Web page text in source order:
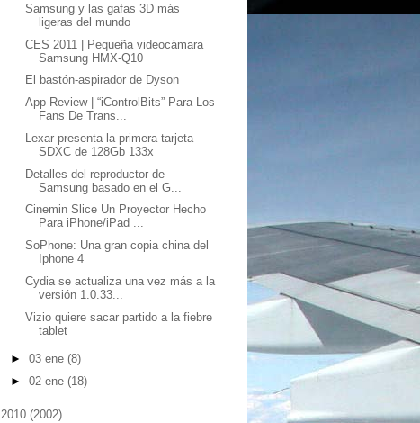
Samsung y las gafas 3D más
ligeras del mundo
CES 2011 | Pequeña videocámara
Samsung HMX-Q10
El bastón-aspirador de Dyson
App Review | “iControlBits” Para Los
Fans De Trans...
Lexar presenta la primera tarjeta
SDXC de 128Gb 133x
Detalles del reproductor de
Samsung basado en el G...
Cinemin Slice Un Proyector Hecho
Para iPhone/iPad ...
SoPhone: Una gran copia china del
Iphone 4
Cydia se actualiza una vez más a la
versión 1.0.33...
Vizio quiere sacar partido a la fiebre
tablet
►03 ene(8)
►02 ene(18)
2010 (2002)